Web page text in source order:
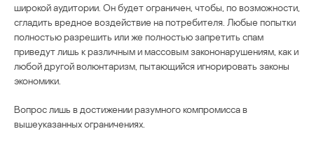
широкой аудитории. Он будет ограничен, чтобы, по возможности,
сгладить вредное воздействие на потребителя. Любые попытки
полностью разрешить или же полностью запретить спам
приведут лишь к различным и массовым закононарушениям, как и
любой другой волюнтаризм, пытающийся игнорировать законы
экономики.
Вопрос лишь в достижении разумного компромисса в
вышеуказанных ограничениях.